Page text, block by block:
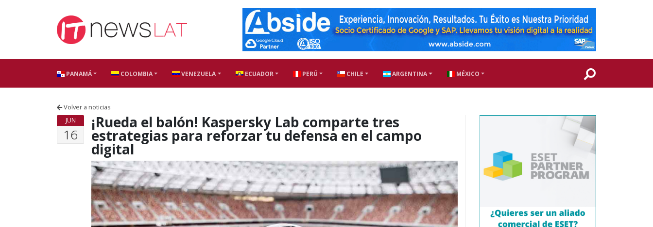
PANAMÁ COLOMBIA VENEZUELA ECUADOR PERÚ CHILE ARGENTINA MÉXICO
Volver a noticias
JUN
16
¡Rueda el balón! Kaspersky Lab comparte tres
estrategias para reforzar tu defensa en el campo
digital